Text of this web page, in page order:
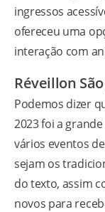
ingressos
ofereceu uma
interação com
Réveillon
Podemos dizer
2023 foi a
vários eventos
sejam os
do texto, assim
novos para